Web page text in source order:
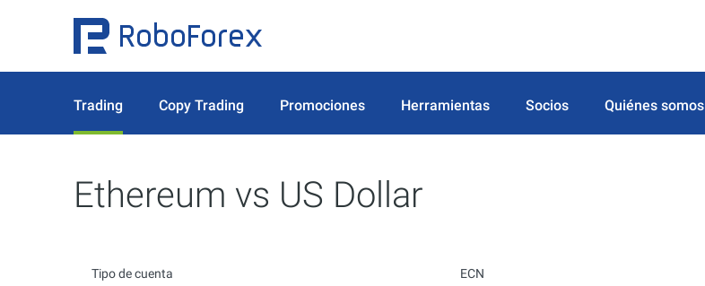
Trading Copy Trading Promociones Herramientas Socios Quiénes somos
Ethereum vs US Dollar
Tipo de cuenta ECN